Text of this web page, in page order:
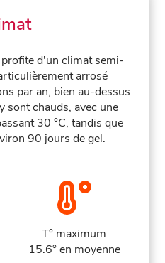
d'un climat semi-
arrosé
par an, bien au-dessus
sont chauds, avec une
30 °C, tandis que
90 jours de gel.
T° maximum
15.6° en moyenne